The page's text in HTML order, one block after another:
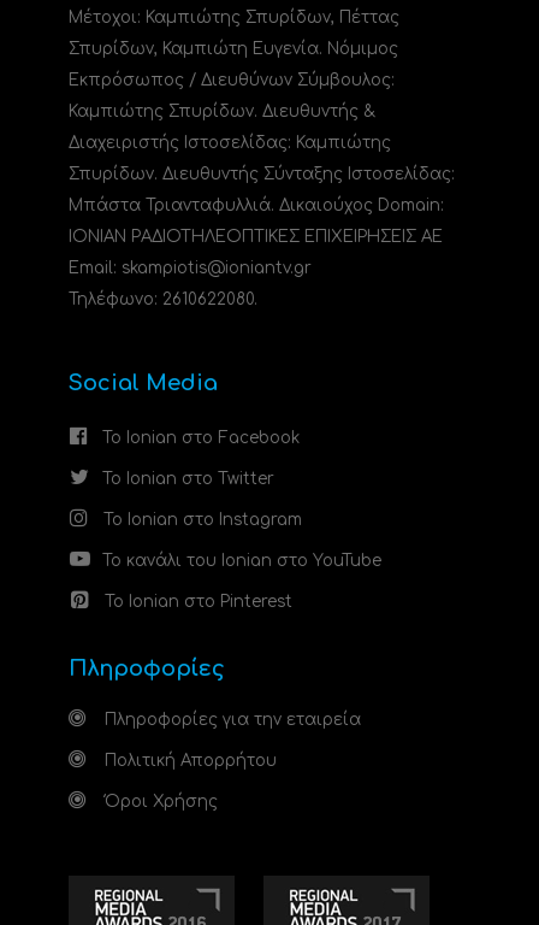
Μέτοχοι: Καμπιώτης Σπυρίδων, Πέττας
Σπυρίδων, Καμπιώτη Ευγενία. Νόμιμος
Εκπρόσωπος / Διευθύνων Σύμβουλος:
Καμπιώτης Σπυρίδων. Διευθυντής &
Διαχειριστής Ιστοσελίδας: Καμπιώτης
Σπυρίδων. Διευθυντής Σύνταξης Ιστοσελίδας:
Μπάστα Τριανταφυλλιά. Δικαιούχος Domain:
ΙΟΝΙΑΝ ΡΑΔΙΟΤΗΛΕΟΠΤΙΚΕΣ ΕΠΙΧΕΙΡΗΣΕΙΣ ΑΕ
Email: skampiotis@ioniantv.gr
Τηλέφωνο: 2610622080.
Social Media
Το Ionian στο Facebook
Το Ionian στο Twitter
Το Ionian στο Instagram
Το κανάλι του Ionian στο YouTube
Το Ionian στο Pinterest
Πληροφορίες
Πληροφορίες για την εταιρεία
Πολιτική Απορρήτου
Όροι Χρήσης